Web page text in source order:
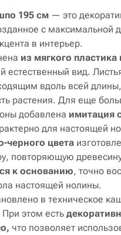
195 см — это
с максимальной
в интерьер.
из мягкого
естественный вид.
вдоль всей
растения. Для еще
добавлена имитация
для настоящей
черного цвета
повторяющую
к основанию, точно
настоящей нолины.
в техническое
этом есть
что позволяет